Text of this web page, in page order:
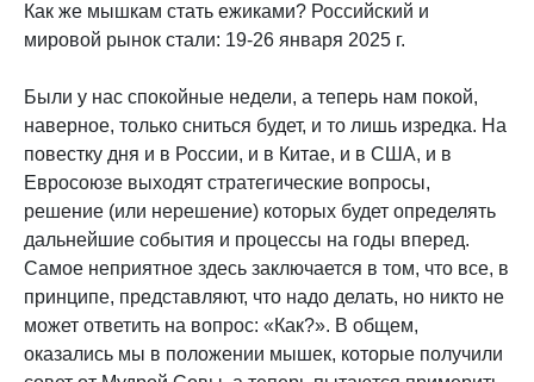
Как же мышкам стать ежиками? Российский и
мировой рынок стали: 19-26 января 2025 г.
Были у нас спокойные недели, а теперь нам покой,
наверное, только сниться будет, и то лишь изредка. На
повестку дня и в России, и в Китае, и в США, и в
Евросоюзе выходят стратегические вопросы,
решение (или нерешение) которых будет определять
дальнейшие события и процессы на годы вперед.
Самое неприятное здесь заключается в том, что все, в
принципе, представляют, что надо делать, но никто не
может ответить на вопрос: «Как?». В общем,
оказались мы в положении мышек, которые получили